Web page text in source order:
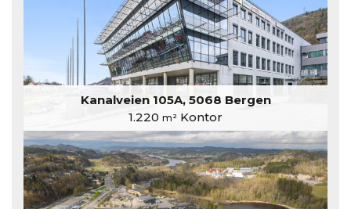
Kanalveien 105A, 5068 Bergen
1.220 m² Kontor